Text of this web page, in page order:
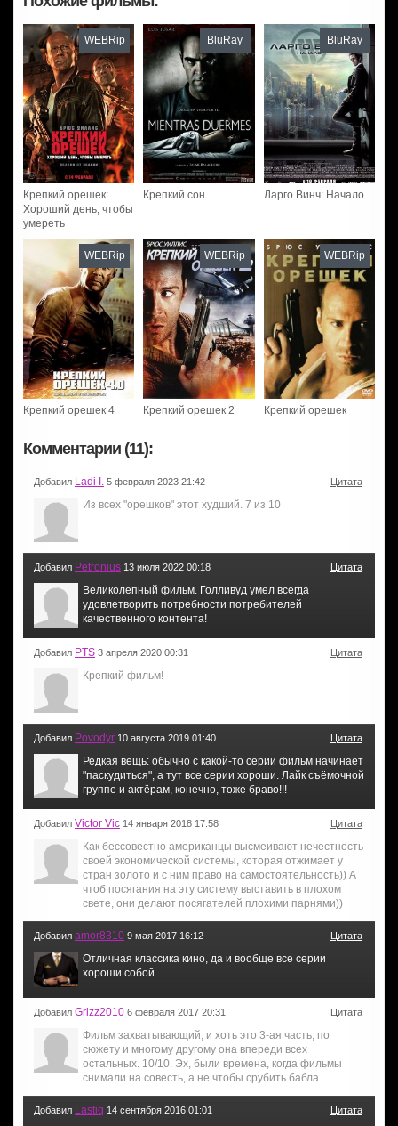
Крепкий орешек:
Хороший день, чтобы
умереть
WEBRip
Крепкий сон
BluRay
Ларго Винч: Начало
BluRay
Крепкий орешек 4
WEBRip
Крепкий орешек 2
WEBRip
Крепкий орешек
WEBRip
Комментарии (11):
Добавил Ladi I. 5 февраля 2023 21:42 Цитата
Из всех "орешков" этот худший. 7 из 10
Добавил Petronius 13 июля 2022 00:18 Цитата
Великолепный фильм. Голливуд умел всегда
удовлетворить потребности потребителей
качественного контента!
Добавил PTS 3 апреля 2020 00:31 Цитата
Крепкий фильм!
Добавил Povodyr 10 августа 2019 01:40 Цитата
Редкая вещь: обычно с какой-то серии фильм начинает
"паскудиться", а тут все серии хороши. Лайк съёмочной
группе и актёрам, конечно, тоже браво!!!
Добавил Victor Vic 14 января 2018 17:58 Цитата
Как бессовестно американцы высмеивают нечестность
своей экономической системы, которая отжимает у
стран золото и с ним право на самостоятельность)) А
чтоб посягания на эту систему выставить в плохом
свете, они делают посягателей плохими парнями))
Добавил amor8310 9 мая 2017 16:12 Цитата
Отличная классика кино, да и вообще все серии
хороши собой
Добавил Grizz2010 6 февраля 2017 20:31 Цитата
Фильм захватывающий, и хоть это 3-ая часть, по
сюжету и многому другому она впереди всех
остальных. 10/10. Эх, были времена, когда фильмы
снимали на совесть, а не чтобы срубить бабла
Добавил Lastiq 14 сентября 2016 01:01 Цитата